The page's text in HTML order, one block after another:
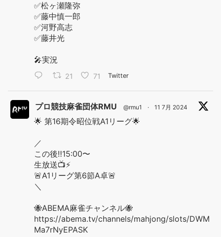
✅松ヶ瀬隆弥
✅藤中慎一郎
✅河野高志
✅藤井光
🎤実況
21 71 Twitter
プロ競技麻雀団体RMU @rmu1 · 11 7月 2024
🌟 第16期令昭位戦A1リーグ🌟
／
この後‼️15:00〜
生放送📺⚡️
🚨A1リーグ第6節A卓🚨
＼
🐝ABEMA麻雀チャンネル🐝
https://abema.tv/channels/mahjong/slots/DWM
Ma7rNyEPASK